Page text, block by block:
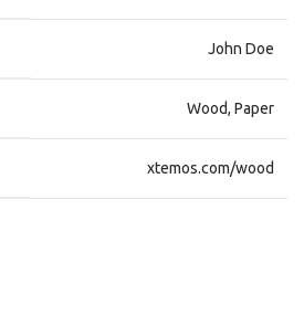
John Doe
Wood, Paper
xtemos.com/wood